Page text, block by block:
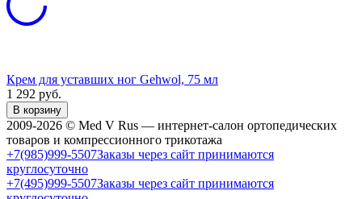
Крем для уставших ног Gehwol, 75 мл
1 292 руб.
В корзину
2009-2026 © Med V Rus — интернет-салон ортопедических
товаров и компрессионного трикотажа
+7(985)999-5507Заказы через сайт принимаются
круглосуточно
+7(495)999-5507Заказы через сайт принимаются